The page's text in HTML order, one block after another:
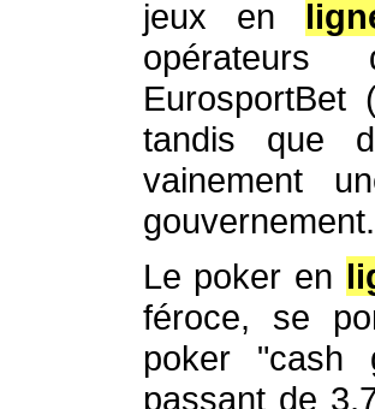
jeux en
tandis que
vainement
gouvernement.
Le poker en
féroce, se
poker "cash
passant de